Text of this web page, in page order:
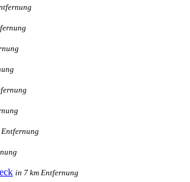
Entfernung
in 7 km Entfernung